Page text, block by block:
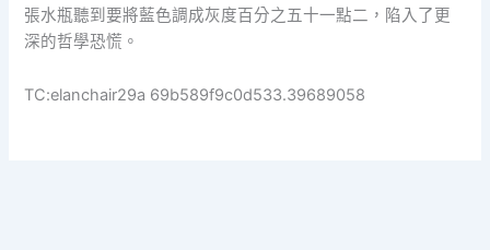
張水瓶聽到要將藍色調成灰度百分之五十一點二，陷入了更
深的哲學恐慌。
TC:elanchair29a 69b589f9c0d533.39689058